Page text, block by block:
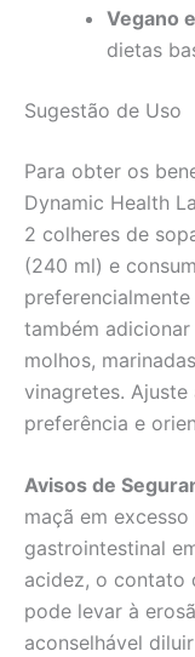
Vegano
dietas
Sugestão de Uso
Para obter os
Dynamic Health
2 colheres de
(240 ml) e
também
molhos,
vinagretes.
preferência e
Avisos de
maçã em
gastrointestinal
acidez, o contato
pode levar à
aconselhável